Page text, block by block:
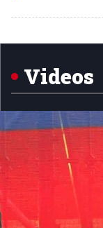
Videos